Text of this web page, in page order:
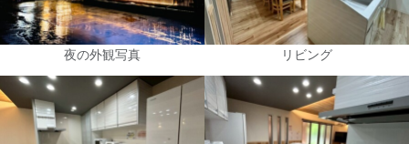
夜の外観写真 リビング